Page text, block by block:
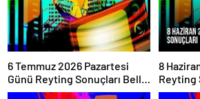
6 Temmuz 2026 Pazartesi
Günü Reyting Sonuçları Belli
Oldu
8
Reyting